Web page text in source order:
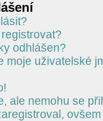
odhlášen?
moje uživatelské
ale nemohu se